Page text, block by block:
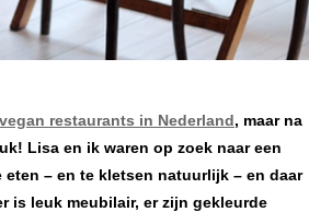
restaurants in Nederland, maar na
Lisa en ik waren op zoek naar een
– en te kletsen natuurlijk – en daar
is leuk meubilair, er zijn gekleurde